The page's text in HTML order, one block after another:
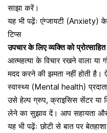
साझा करें।
यह भी पढ़ेंःएंग्जायटी (Anxiety)
टिप्स
उपचार के लिए व्यक्ति को
आत्महत्या के विचार रखने वाला
मदद करने की झमता नहीं होती है।
स्वास्थ्य (Mental health) प्रदाता
उसे हेल्प ग्रुप, क्राइसिस सेंटर या
लेने का सुझाव दें। आप सहायता
यह भी पढ़ेंःछोटी से बात पर